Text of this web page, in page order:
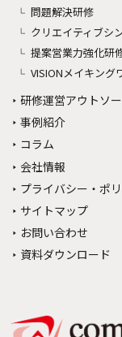
問題解決研修
クリエイティブシ
提案営業力強化研
VISIONメイキング
研修運営アウトソ
事例紹介
コラム
会社情報
プライバシー・ポ
サイトマップ
お問い合わせ
資料ダウンロード